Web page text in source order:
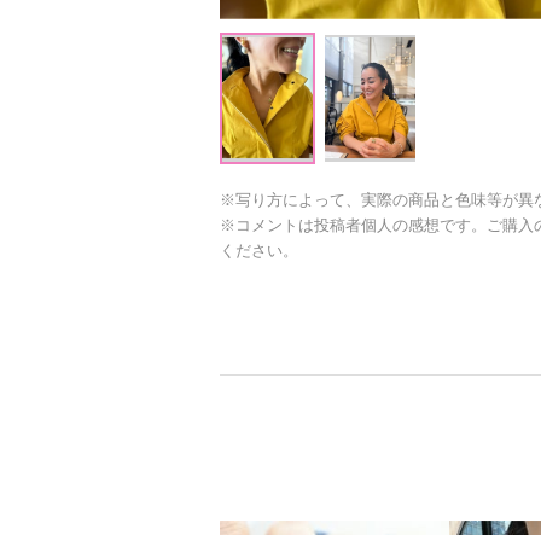
※写り方によって、実際の商品と色味等が異
※コメントは投稿者個人の感想です。ご購入
ください。